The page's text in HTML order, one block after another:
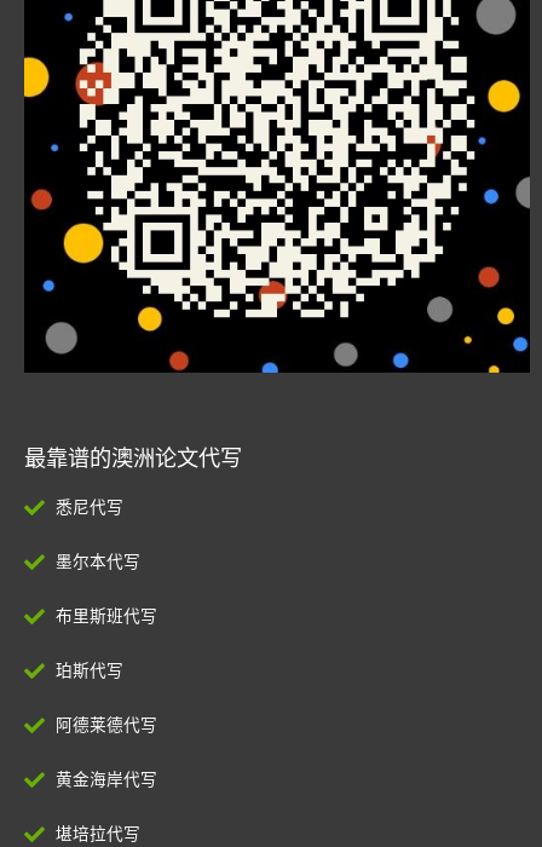
最靠谱的澳洲论文代写
悉尼代写
墨尔本代写
布里斯班代写
珀斯代写
阿德莱德代写
黄金海岸代写
堪培拉代写